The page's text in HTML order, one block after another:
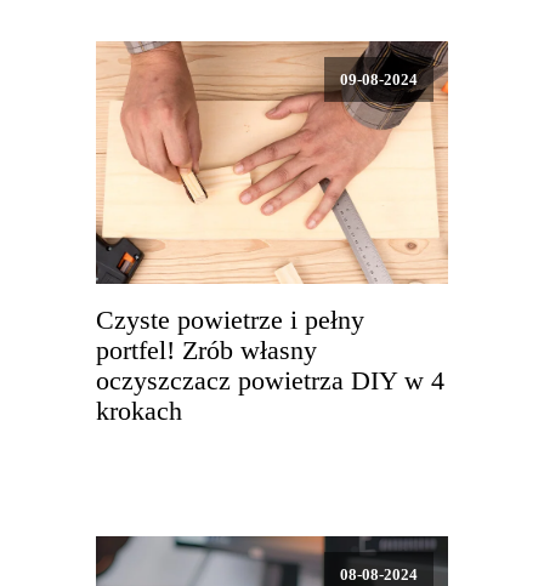
09-08-2024
Czyste powietrze i pełny
portfel! Zrób własny
oczyszczacz powietrza DIY w 4
krokach
08-08-2024